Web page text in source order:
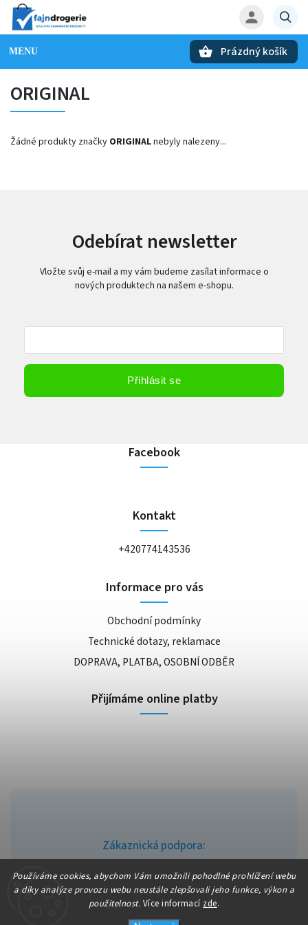
Používáme cookies, abychom Vám umožnili pohodlné prohlížení webu
a díky analýze provozu webu neustále zlepšovali jeho funkce, výkon a
použitelnost. Více informací zde.
Prázdný košík
ORIGINAL
Žádné produkty značky ORIGINALnebyly nalezeny...
Odebírat newsletter
Vložte svůj e-mail a my vám budeme zasílat informace o
nových produktech na našem e-shopu.
Přihlásit se
Zákaznická podpora:
info@fajndrogerie.cz
Facebook
Kontakt
+420774143536
Informace pro vás
Obchodní podmínky
Technické dotazy, reklamace
DOPRAVA, PLATBA, OSOBNÍ ODBĚR
Přijímáme online platby